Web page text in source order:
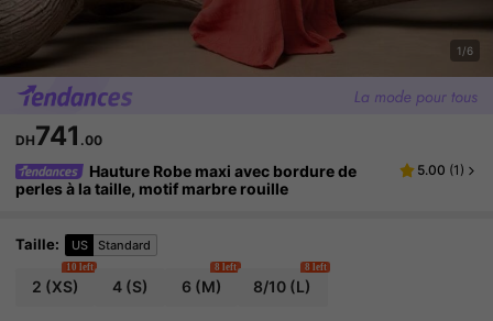
1/6
DH741 .00
Hauture Robe maxi avec bordure de
perles à la taille, motif marbre rouille
5.00 (1 )
Taille: US Standard
2 (XS)
10 left
4(S) 6 (M)
8 left
8/10 (L)
8 left